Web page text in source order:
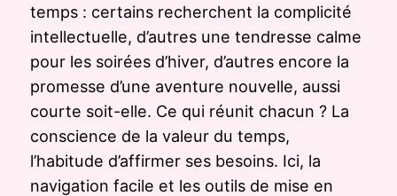
temps : certains recherchent la complicité
intellectuelle, d’autres une tendresse calme
pour les soirées d’hiver, d’autres encore la
promesse d’une aventure nouvelle, aussi
courte soit-elle. Ce qui réunit chacun ? La
conscience de la valeur du temps,
l’habitude d’affirmer ses besoins. Ici, la
navigation facile et les outils de mise en